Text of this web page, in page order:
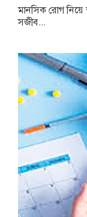
মানসিক রোগ
সজীব...